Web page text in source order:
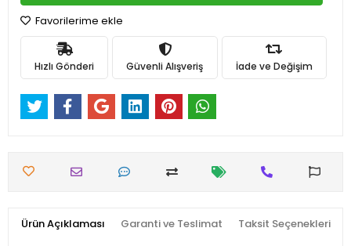
Favorilerime ekle
Hızlı Gönderi Güvenli Alışveriş İade ve Değişim
Ürün Açıklaması Garanti ve Teslimat Taksit Seçenekleri